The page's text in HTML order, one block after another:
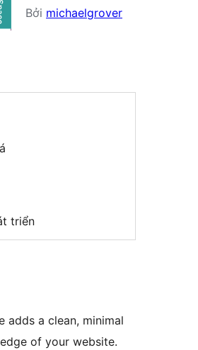
Bởi michaelgrover
triển
adds a clean, minimal
of your website.